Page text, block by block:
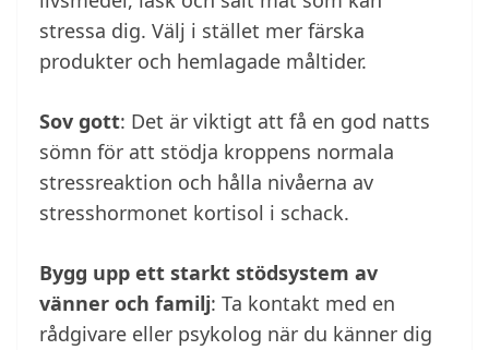
stressa dig. Välj i stället mer färska
produkter och hemlagade måltider.
Sov gott: Det är viktigt att få en god natts
sömn för att stödja kroppens normala
stressreaktion och hålla nivåerna av
stresshormonet kortisol i schack.
Bygg upp ett starkt stödsystem av
vänner och familj: Ta kontakt med en
rådgivare eller psykolog när du känner dig